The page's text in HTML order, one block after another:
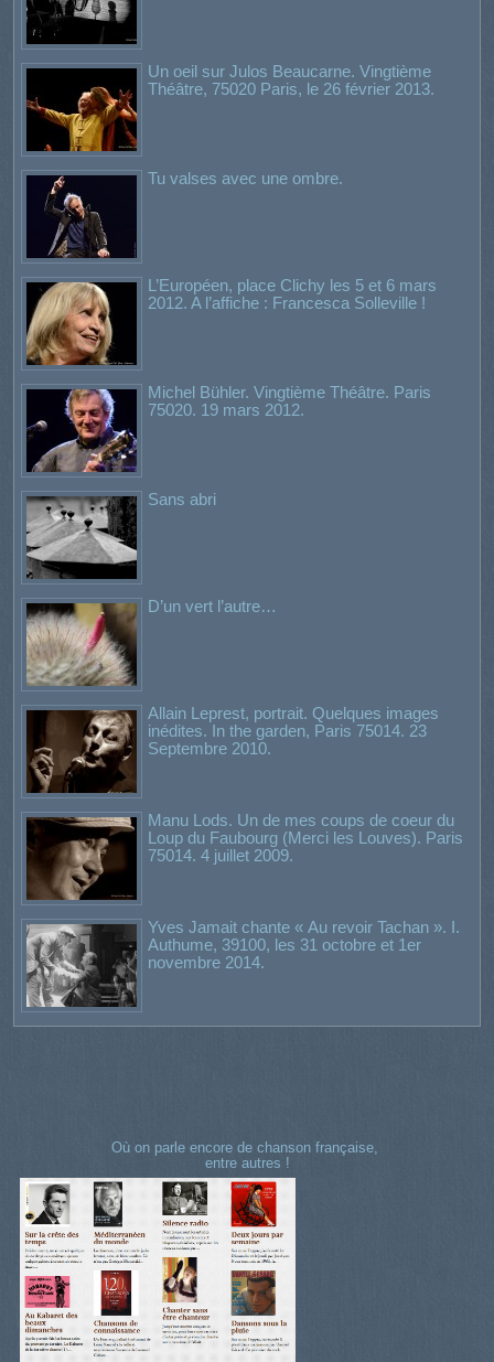
Un oeil sur Julos Beaucarne. Vingtième
Théâtre, 75020 Paris, le 26 février 2013.
Tu valses avec une ombre.
L’Européen, place Clichy les 5 et 6 mars
2012. A l’affiche : Francesca Solleville !
Michel Bühler. Vingtième Théâtre. Paris
75020. 19 mars 2012.
Sans abri
D’un vert l’autre…
Allain Leprest, portrait. Quelques images
inédites. In the garden, Paris 75014. 23
Septembre 2010.
Manu Lods. Un de mes coups de coeur du
Loup du Faubourg (Merci les Louves). Paris
75014. 4 juillet 2009.
Yves Jamait chante « Au revoir Tachan ». I.
Authume, 39100, les 31 octobre et 1er
novembre 2014.
Où on parle encore de chanson française,
entre autres !